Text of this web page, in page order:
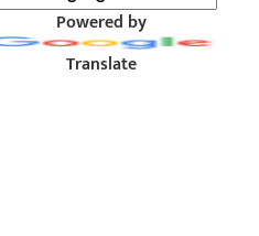
Powered by
Translate